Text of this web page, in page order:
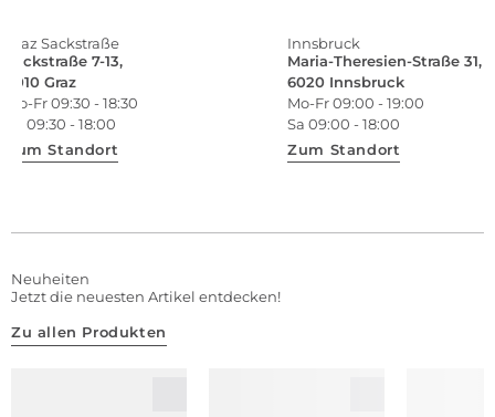
Graz Sackstraße
Sackstraße 7-13,
8010 Graz
Mo-Fr 09:30 - 18:30
Sa 09:30 - 18:00
Zum Standort
Innsbruck
Maria-Theresien-Straße 31,
6020 Innsbruck
Mo-Fr 09:00 - 19:00
Sa 09:00 - 18:00
Zum Standort
Neuheiten
Jetzt die neuesten Artikel entdecken!
Zu allen Produkten